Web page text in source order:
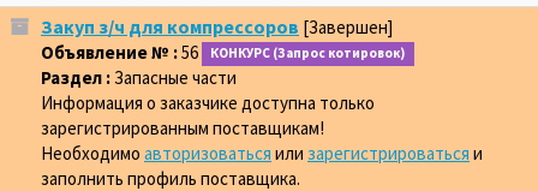
Закуп з/ч для компрессоров [Завершен]
Объявление № :56 КОНКУРС (Запрос котировок)
Раздел :Запасные части
Информация о заказчике доступна только
зарегистрированным поставщикам!
Необходимо авторизоваться или зарегистрироваться и
заполнить профиль поставщика.